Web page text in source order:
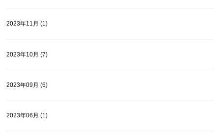
2023年11月 (1)
2023年10月 (7)
2023年09月 (6)
2023年06月 (1)